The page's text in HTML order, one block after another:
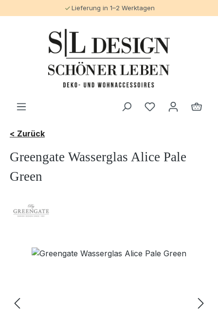
Lieferung in 1–2 Werktagen
< Zurück
Greengate Wasserglas Alice Pale
Green
Bildergalerie überspringen